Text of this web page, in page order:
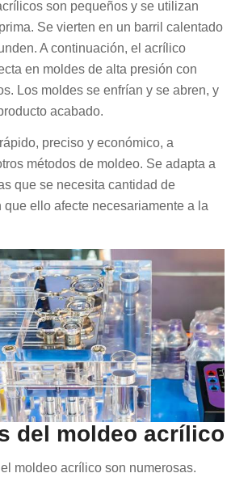
son pequeños y se utilizan
Se vierten en un barril calentado
A continuación, el acrílico
en moldes de alta presión con
Los moldes se enfrían y se abren, y
acabado.
preciso y económico, a
métodos de moldeo. Se adapta a
que se necesita cantidad de
que ello afecte necesariamente a la
del moldeo acrílico
moldeo acrílico son numerosas.